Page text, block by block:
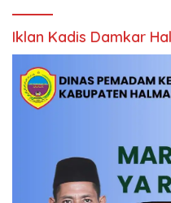
Iklan Kadis Damkar